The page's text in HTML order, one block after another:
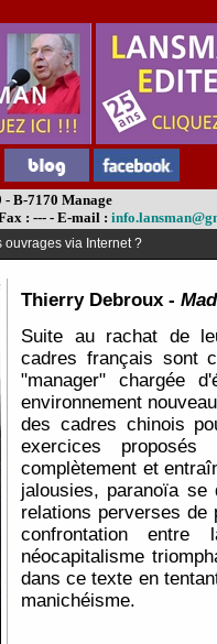
- B-7170 Manage
: --- - E-mail :
ouvrages via Internet ?
Thierry Debroux -
Suite au rachat de
cadres français sont
"manager" chargée
environnement
des cadres chinois
exercices
complètement et
jalousies, paranoïa se
relations perverses de
confrontation
néocapitalisme
dans ce texte en
manichéisme.